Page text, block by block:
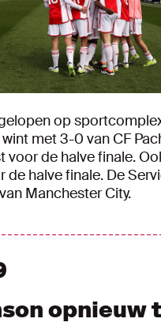
op
wint met 3-0 van CF
voor de halve finale.
de halve finale. De
Manchester City.
opnieuw